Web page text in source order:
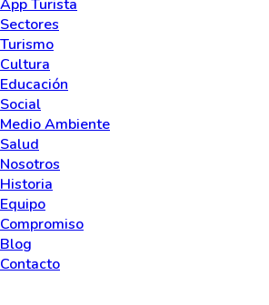
App Turista
Sectores
Turismo
Cultura
Educación
Social
Medio Ambiente
Salud
Nosotros
Historia
Equipo
Compromiso
Blog
Contacto